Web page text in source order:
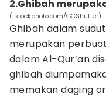
2.Ghibah
(istockphoto.com/GCShutter)
Ghibah dalam
merupakan
dalam Al-Qur’an
ghibah
memakan daging